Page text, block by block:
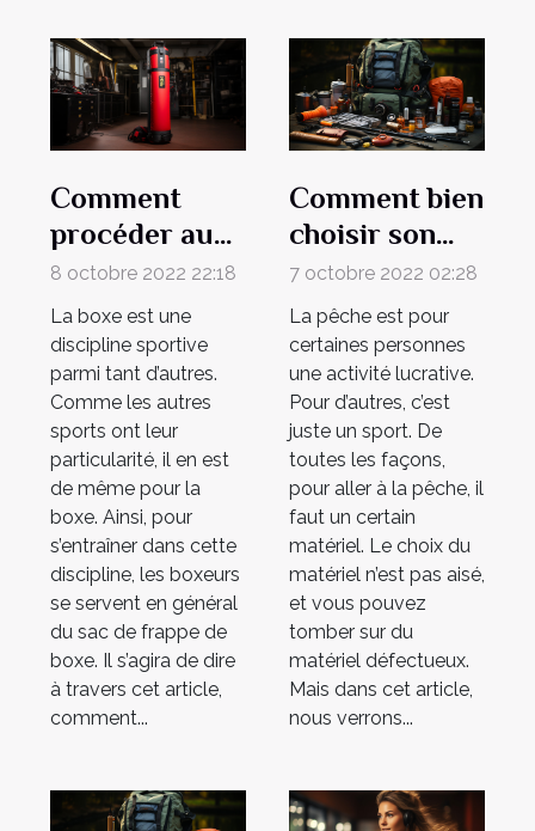
Comment
procéder au
choix de son
sac de frappe
de boxe ?
8 octobre 2022 22:18
La boxe est une
discipline sportive
parmi tant d’autres.
Comme les autres
sports ont leur
particularité, il en est
de même pour la
boxe. Ainsi, pour
s’entraîner dans cette
discipline, les boxeurs
se servent en général
du sac de frappe de
boxe. Il s’agira de dire
à travers cet article,
comment...
Comment bien
choisir son
matériel de
pêche ?
7 octobre 2022 02:28
La pêche est pour
certaines personnes
une activité lucrative.
Pour d’autres, c’est
juste un sport. De
toutes les façons,
pour aller à la pêche, il
faut un certain
matériel. Le choix du
matériel n’est pas aisé,
et vous pouvez
tomber sur du
matériel défectueux.
Mais dans cet article,
nous verrons...